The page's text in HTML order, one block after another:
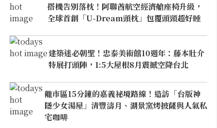
搭機告別落枕！阿聯酋航空經濟艙座椅升級，
全球首創「U-Dream頭枕」包覆頭頸超好睡
建築迷必朝聖！忠泰美術館10週年：藤本壯介
特展打頭陣，1:5大屋根8月震撼空降台北
離市區15分鐘的嘉義祕境路線！造訪「台版神
隱少女湯屋」清豐濤月、湖景窯烤披薩與人氣私
宅咖啡